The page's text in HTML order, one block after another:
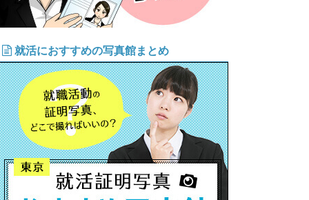
就活におすすめの写真館まとめ